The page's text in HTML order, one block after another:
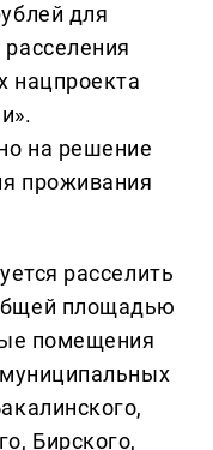
для
нацпроекта
на решение
проживания
расселить
площадью
помещения
Бирского,